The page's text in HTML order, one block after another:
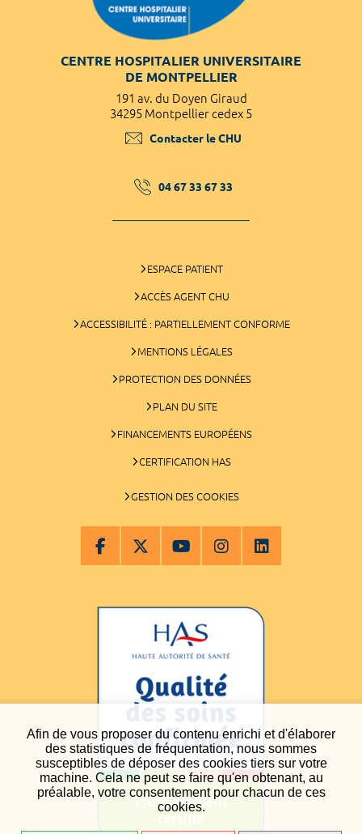
Afin de vous proposer du contenu enrichi et d'élaborer
des statistiques de fréquentation, nous sommes
susceptibles de déposer des cookies tiers sur votre
machine. Cela ne peut se faire qu'en obtenant, au
préalable, votre consentement pour chacun de ces
cookies.
CENTRE HOSPITALIER UNIVERSITAIRE
DE MONTPELLIER
191 av. du Doyen Giraud
34295 Montpellier cedex 5
Contacter le CHU
04 67 33 67 33
ESPACE PATIENT
ACCÈS AGENT CHU
ACCESSIBILITÉ : PARTIELLEMENT CONFORME
MENTIONS LÉGALES
PROTECTION DES DONNÉES
PLAN DU SITE
FINANCEMENTS EUROPÉENS
CERTIFICATION HAS
GESTION DES COOKIES